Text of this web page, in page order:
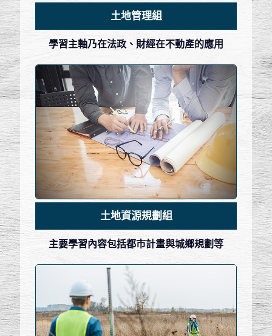
土地管理組
學習主軸乃在法政、財經在不動產的應用
土地資源規劃組
主要學習內容包括都市計畫與城鄉規劃等